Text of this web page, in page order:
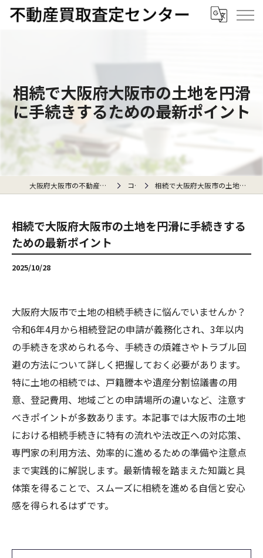
相続で大阪府大阪市の土地を円滑
に手続きするための最新ポイント
大阪府大阪市の不動産売却なら不動産買取査定センター コラム 相続で大阪府大阪市の土地を円滑に手続きするための最新ポイント
相続で大阪府大阪市の土地を円滑に手続きする
ための最新ポイント
2025/10/28
大阪府大阪市で土地の相続手続きに悩んでいませんか？
令和6年4月から相続登記の申請が義務化され、3年以内
の手続きを求められる今、手続きの煩雑さやトラブル回
避の方法について詳しく把握しておく必要があります。
特に土地の相続では、戸籍謄本や遺産分割協議書の用
意、登記費用、地域ごとの申請場所の違いなど、注意す
べきポイントが多数あります。本記事では大阪市の土地
における相続手続きに特有の流れや法改正への対応策、
専門家の利用方法、効率的に進めるための準備や注意点
まで実践的に解説します。最新情報を踏まえた知識と具
体策を得ることで、スムーズに相続を進める自信と安心
感を得られるはずです。